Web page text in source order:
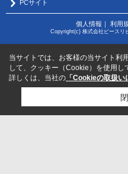
PCサイト
個人情報 利用
Copyright(c) 株式会社ピース
当サイトでは、お客様の当サイト利
して、クッキー（Cookie）を使用し
詳しくは、当社の 「Cookieの取扱い